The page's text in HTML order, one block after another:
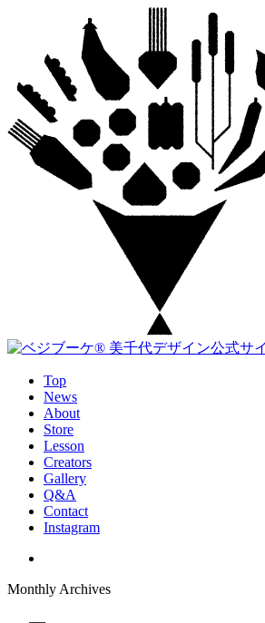
Top
News
About
Store
Lesson
Creators
Gallery
Q&A
Contact
Instagram
Monthly Archives